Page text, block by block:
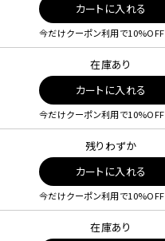
カートに入れる
今だけクーポン利用で10%OFF
在庫あり
カートに入れる
今だけクーポン利用で10%OFF
残りわずか
カートに入れる
今だけクーポン利用で10%OFF
在庫あり